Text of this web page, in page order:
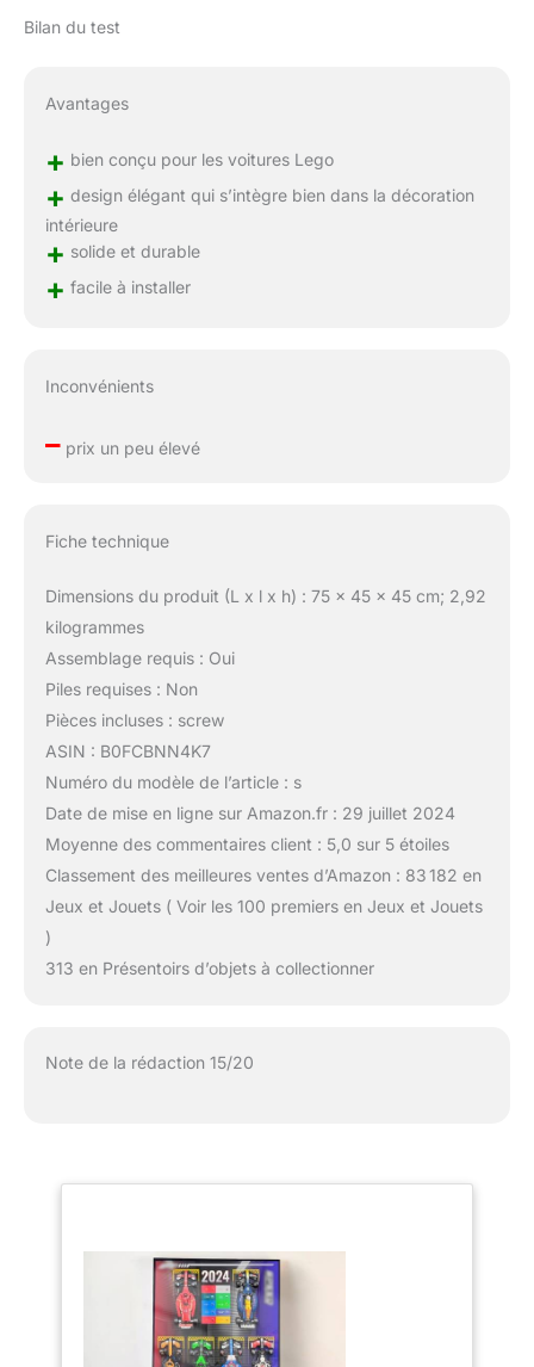
Bilan du test
Avantages
+ bien conçu pour les voitures Lego
+ design élégant qui s’intègre bien dans la décoration
intérieure
+ solide et durable
+ facile à installer
Inconvénients
–prix un peu élevé
Fiche technique
Dimensions du produit (L x l x h) : 75 x 45 x 45 cm; 2,92
kilogrammes
Assemblage requis : Oui
Piles requises : Non
Pièces incluses : screw
ASIN : B0FCBNN4K7
Numéro du modèle de l’article : s
Date de mise en ligne sur Amazon.fr : 29 juillet 2024
Moyenne des commentaires client : 5,0 sur 5 étoiles
Classement des meilleures ventes d’Amazon : 83 182 en
Jeux et Jouets ( Voir les 100 premiers en Jeux et Jouets
)
313 en Présentoirs d’objets à collectionner
Note de la rédaction 15/20